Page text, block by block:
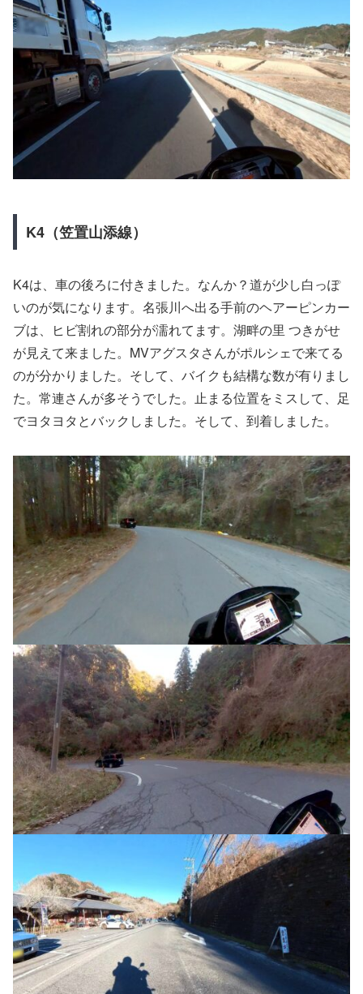
K4（笠置山添線）
K4は、車の後ろに付きました。なんか？道が少し白っぽ
いのが気になります。名張川へ出る手前のヘアーピンカー
ブは、ヒビ割れの部分が濡れてます。湖畔の里 つきがせ
が見えて来ました。MVアグスタさんがポルシェで来てる
のが分かりました。そして、バイクも結構な数が有りまし
た。常連さんが多そうでした。止まる位置をミスして、足
でヨタヨタとバックしました。そして、到着しました。